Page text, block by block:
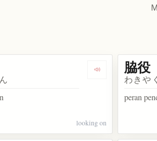
傍聴 Dengarkan
looking on
脇役
わきやく
peran